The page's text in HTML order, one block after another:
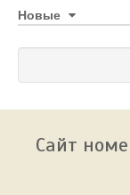
Новые
Сайт